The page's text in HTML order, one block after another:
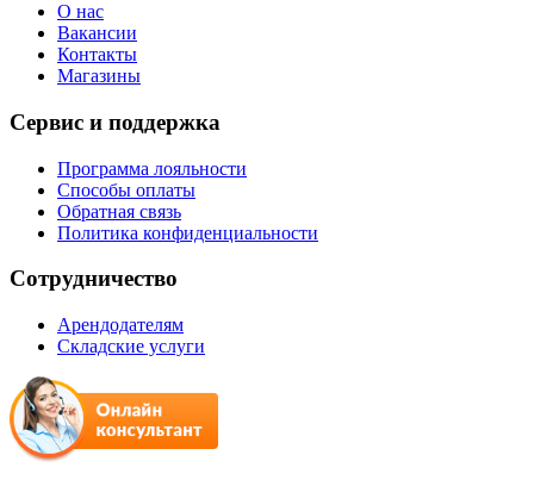
О нас
Вакансии
Контакты
Магазины
Сервис и поддержка
Программа лояльности
Способы оплаты
Обратная связь
Политика конфиденциальности
Сотрудничество
Арендодателям
Складские услуги